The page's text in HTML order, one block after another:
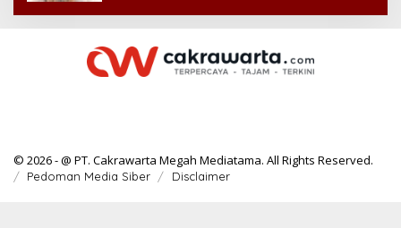
© 2026 - @ PT. Cakrawarta Megah Mediatama. All Rights Reserved.
Pedoman Media Siber Disclaimer